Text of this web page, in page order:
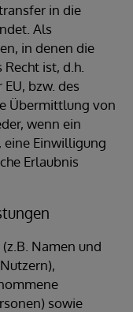
in die
Als
in denen die
ist, d.h.
bzw. des
Übermittlung von
wenn ein
eine Einwilligung
Erlaubnis
Namen und
sowie